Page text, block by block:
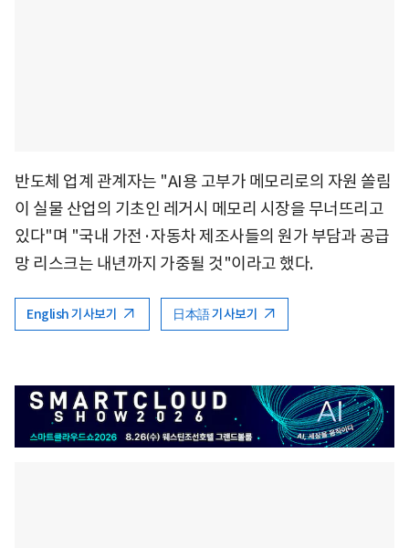
반도체 업계 관계자는 "AI용 고부가 메모리로의 자원 쏠림
이 실물 산업의 기초인 레거시 메모리 시장을 무너뜨리고
있다"며 "국내 가전·자동차 제조사들의 원가 부담과 공급
망 리스크는 내년까지 가중될 것"이라고 했다.
English 기사보기 日本語 기사보기